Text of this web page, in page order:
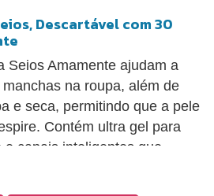
Descartável com 30
Seios Amamente ajudam a
na roupa, além de
e seca, permitindo que a pele
Contém ultra gel para
canais inteligentes que
de maneira uniforme e